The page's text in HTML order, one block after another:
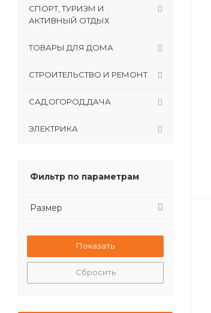
СПОРТ, ТУРИЗМ И
АКТИВНЫЙ ОТДЫХ
ТОВАРЫ ДЛЯ ДОМА
СТРОИТЕЛЬСТВО И РЕМОНТ
САД,ОГОРОД,ДАЧА
ЭЛЕКТРИКА
Фильтр по параметрам
Размер
Сбросить